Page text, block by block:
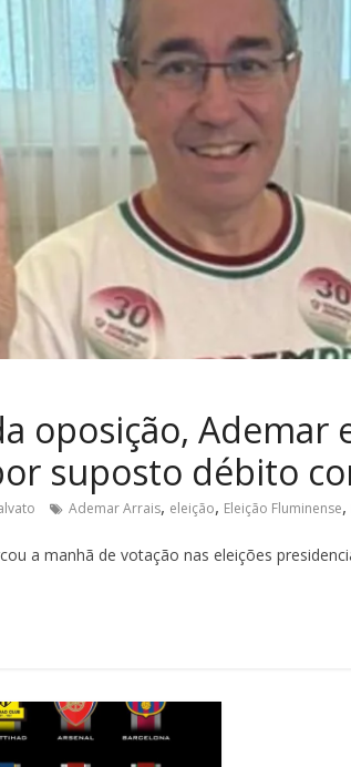
oposição,
suposto débito
Ademar Arrais, eleição, Eleição Fluminense,
a manhã de votação nas eleições